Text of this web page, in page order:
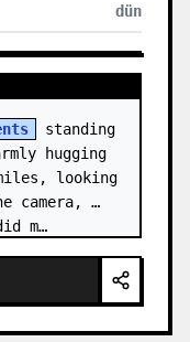
dün
standing
hugging
looking
camera,
m…